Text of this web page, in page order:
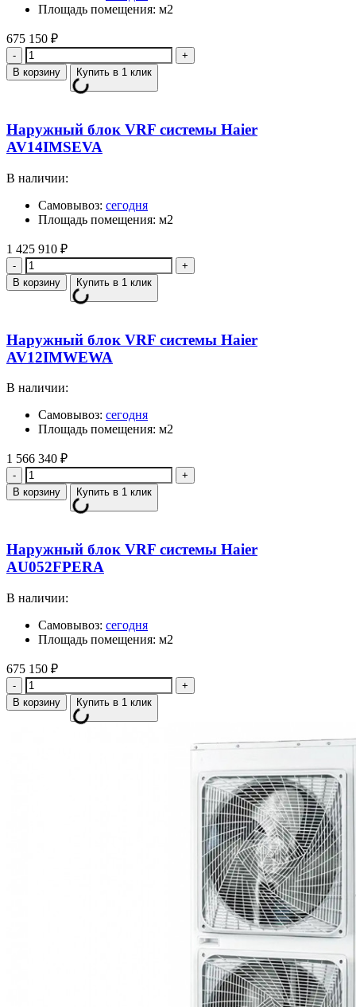
Площадь помещения: м2
675 150 ₽
Количество
В корзину Купить в 1 клик
Наружный блок VRF системы Haier
AV14IMSEVA
В наличии:
Самовывоз: сегодня
Площадь помещения: м2
1 425 910 ₽
Количество
В корзину Купить в 1 клик
Наружный блок VRF системы Haier
AV12IMWEWA
В наличии:
Самовывоз: сегодня
Площадь помещения: м2
1 566 340 ₽
Количество
В корзину Купить в 1 клик
Наружный блок VRF системы Haier
AU052FPERA
В наличии:
Самовывоз: сегодня
Площадь помещения: м2
675 150 ₽
Количество
В корзину Купить в 1 клик